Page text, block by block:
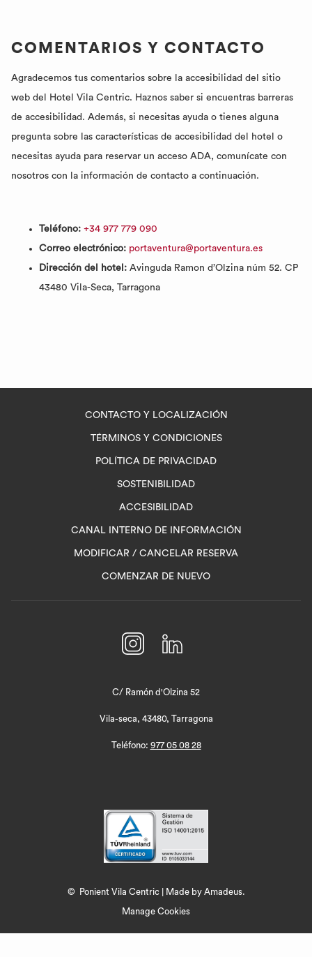
COMENTARIOS Y CONTACTO
Agradecemos tus comentarios sobre la accesibilidad del sitio
web del Hotel Vila Centric. Haznos saber si encuentras barreras
de accesibilidad. Además, si necesitas ayuda o tienes alguna
pregunta sobre las características de accesibilidad del hotel o
necesitas ayuda para reservar un acceso ADA, comunícate con
nosotros con la información de contacto a continuación.
Teléfono: +34 977 779 090
Correo electrónico: portaventura@portaventura.es
Dirección del hotel: Avinguda Ramon d’Olzina núm 52. CP
43480 Vila-Seca, Tarragona
CONTACTO Y LOCALIZACIÓN
TÉRMINOS Y CONDICIONES
POLÍTICA DE PRIVACIDAD
SOSTENIBILIDAD
ACCESIBILIDAD
CANAL INTERNO DE INFORMACIÓN
MODIFICAR / CANCELAR RESERVA
COMENZAR DE NUEVO
C/ Ramón d'Olzina 52
Vila-seca, 43480, Tarragona
Teléfono: 977 05 08 28
© Ponient Vila Centric | Made by Amadeus.
Manage Cookies